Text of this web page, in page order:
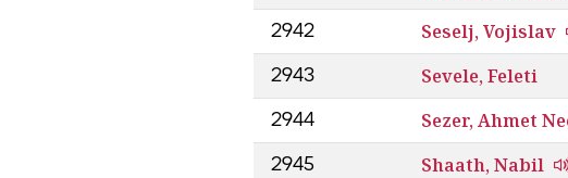
2942 Seselj, Vojislav
2943 Sevele, Feleti
2944 Sezer, Ahmet
2945 Shaath, Nabil